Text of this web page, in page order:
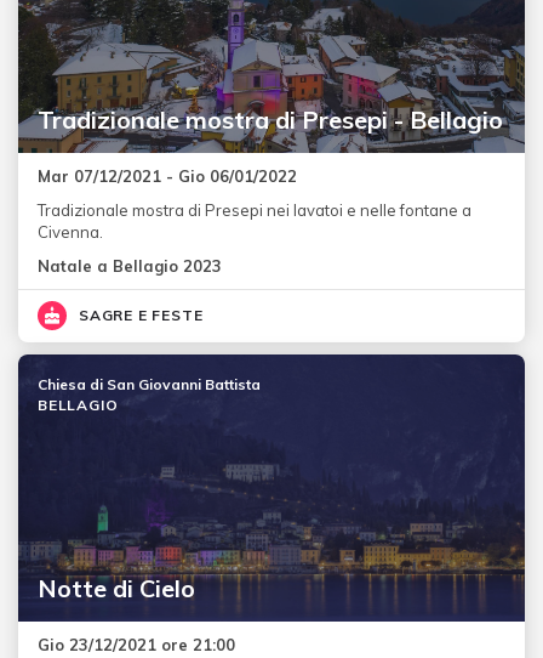
Tradizionale mostra di Presepi - Bellagio
Mar 07/12/2021 - Gio 06/01/2022
Tradizionale mostra di Presepi nei lavatoi e nelle fontane a
Civenna.
Natale a Bellagio 2023
SAGRE E FESTE
Notte di Cielo
Chiesa di San Giovanni Battista
BELLAGIO
Gio 23/12/2021 ore 21:00